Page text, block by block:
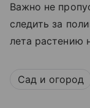
Важно не
следить за
лета растению
Сад и огород